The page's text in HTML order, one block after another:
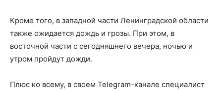
Кроме того, в западной части Ленинградской области
также ожидается дождь и грозы. При этом, в
восточной части с сегодняшнего вечера, ночью и
утром пройдут дожди.
Плюс ко всему, в своем Telegram-канале специалист